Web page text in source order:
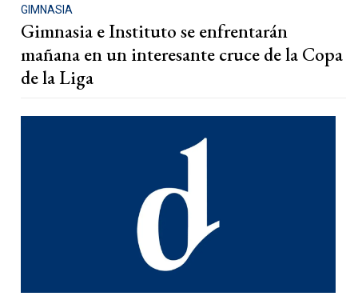
GIMNASIA
Gimnasia e Instituto se enfrentarán
mañana en un interesante cruce de la Copa
de la Liga